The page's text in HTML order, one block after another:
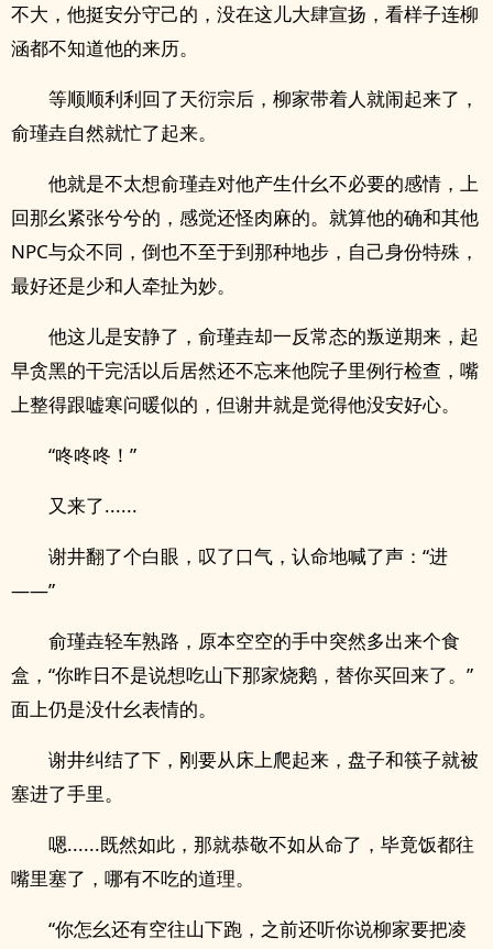
不大，他挺安分守己的，没在这儿大肆宣扬，看样子连柳
涵都不知道他的来历。
等顺顺利利回了天衍宗后，柳家带着人就闹起来了，
俞瑾垚自然就忙了起来。
他就是不太想俞瑾垚对他产生什幺不必要的感情，上
回那幺紧张兮兮的，感觉还怪肉麻的。就算他的确和其他
NPC与众不同，倒也不至于到那种地步，自己身份特殊，
最好还是少和人牵扯为妙。
他这儿是安静了，俞瑾垚却一反常态的叛逆期来，起
早贪黑的干完活以后居然还不忘来他院子里例行检查，嘴
上整得跟嘘寒问暖似的，但谢井就是觉得他没安好心。
“咚咚咚！”
又来了......
谢井翻了个白眼，叹了口气，认命地喊了声：“进
——”
俞瑾垚轻车熟路，原本空空的手中突然多出来个食
盒，“你昨日不是说想吃山下那家烧鹅，替你买回来了。”
面上仍是没什幺表情的。
谢井纠结了下，刚要从床上爬起来，盘子和筷子就被
塞进了手里。
嗯......既然如此，那就恭敬不如从命了，毕竟饭都往
嘴里塞了，哪有不吃的道理。
“你怎幺还有空往山下跑，之前还听你说柳家要把凌